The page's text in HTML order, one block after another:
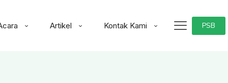
Artikel Kontak Kami PSB